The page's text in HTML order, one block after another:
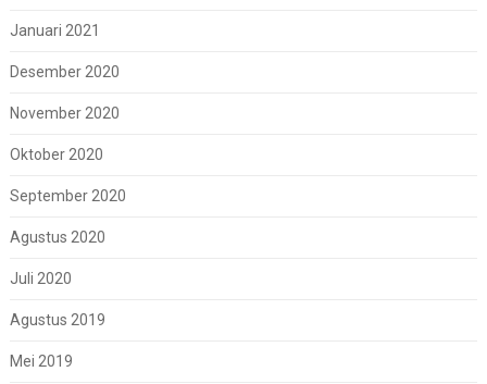
Januari 2021
Desember 2020
November 2020
Oktober 2020
September 2020
Agustus 2020
Juli 2020
Agustus 2019
Mei 2019